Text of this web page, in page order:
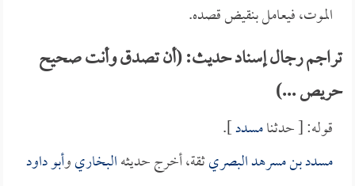
الموت، فيعامل بنقيض قصده.
تراجم رجال إسناد حديث: (أن تصدق وأنت صحيح
حريص ...)
قوله: [ حدثنامسدد].
مسدد بن مسرهد البصريثقة، أخرج حديثهالبخاريوأبو داود